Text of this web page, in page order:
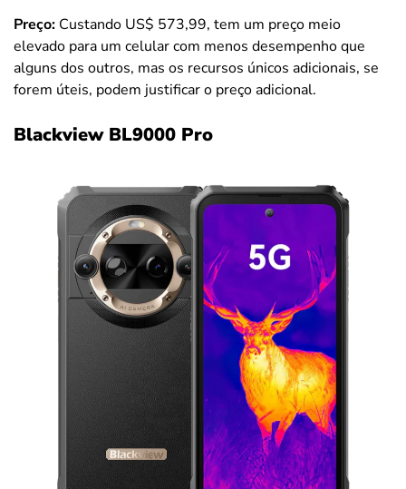
Preço: Custando US$ 573,99, tem um preço meio
elevado para um celular com menos desempenho que
alguns dos outros, mas os recursos únicos adicionais, se
forem úteis, podem justificar o preço adicional.
Blackview BL9000 Pro